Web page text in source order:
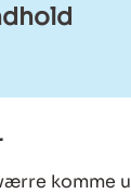
komme